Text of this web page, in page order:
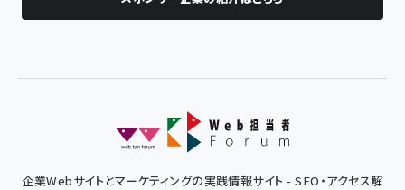
企業Webサイトとマーケティングの実践情報サイト - SEO・アクセス解